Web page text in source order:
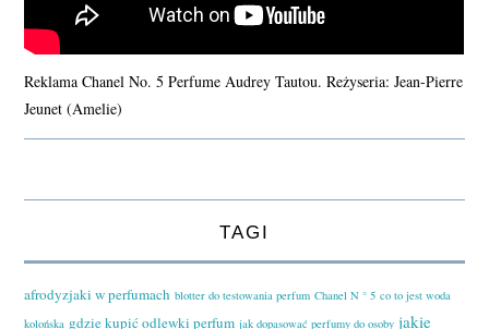
Reklama Chanel No. 5 Perfume Audrey Tautou. Reżyseria: Jean-Pierre
Jeunet (Amelie)
TAGI
afrodyzjaki w perfumach blotter do testowania perfum Chanel N ° 5 co to jest woda
kolońska gdzie kupić odlewki perfum jak dopasować perfumy do osoby jakie